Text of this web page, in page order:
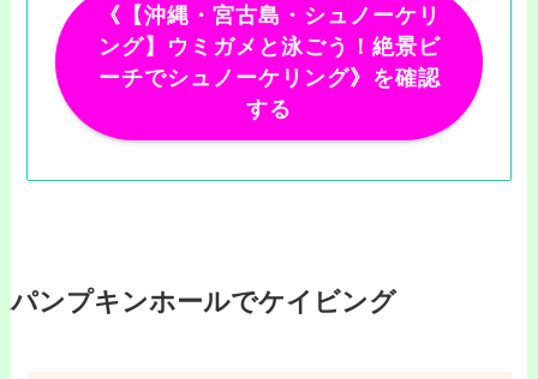
《【沖縄・宮古島・シュノーケリ
ング】ウミガメと泳ごう！絶景ビ
ーチでシュノーケリング》を確認
する
パンプキンホールでケイビング